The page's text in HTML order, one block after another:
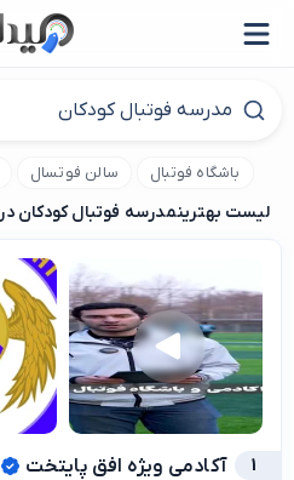
باشگاه فوتبال سالن فوتسال
لیست بهترینمدرسه فوتبال کودکان در 17شهریور
1 آکادمی ویژه افق پایتخت